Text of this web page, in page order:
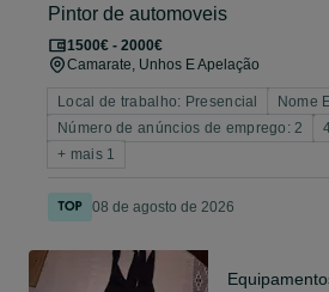
Pintor de automoveis
1500€ - 2000€
Camarate, Unhos E Apelação
Local de trabalho: Presencial
Nome
Número de anúncios de emprego: 2
+ mais 1
08 de agosto de 2026